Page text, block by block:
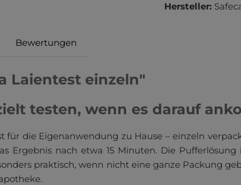
Hersteller:
Bewertungen
Laientest einzeln"
testen, wenn es darauf
für die Eigenanwendung zu Hause – einzeln
Ergebnis nach etwa 15 Minuten. Die
praktisch, wenn nicht eine ganze Packung